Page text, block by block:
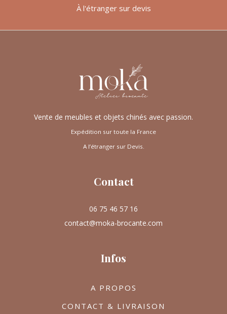
Vente de meubles et objets chinés avec passion.
Expédition sur toute la France
A l’étranger sur Devis.
Contact
06 75 46 57 16
contact@moka-brocante.com
Infos
A PROPOS
CONTACT & LIVRAISON
À l'étranger sur devis